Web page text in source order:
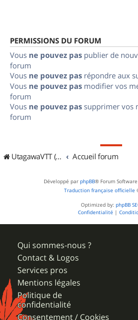
PERMISSIONS DU FORUM
Vous ne pouvez pas publier de
forum
Vous ne pouvez pas répondre aux
Vous ne pouvez pas modifier vos
forum
Vous ne pouvez pas supprimer vos
forum
UtagawaVTT (Randos VTT et VTTAE avec traces GPS) Accueil forum
Développé par phpBB® Forum
Traduction française officielle
Optimized by: phpBB
Confidentialité |
Qui sommes-nous ?
Contact & Logos
Services pros
Mentions légales
Politique de
confidentialité
Consentement / Cookies